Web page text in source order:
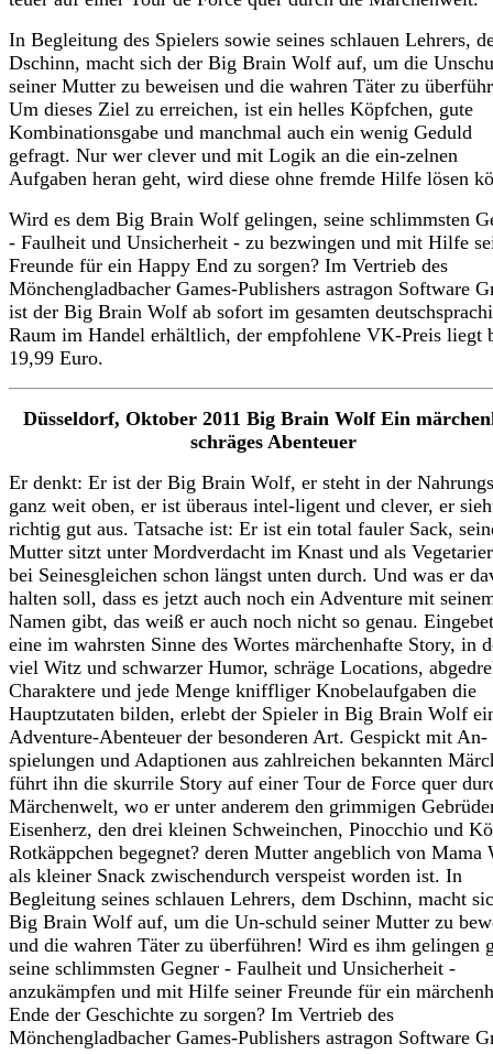
In Begleitung des Spielers sowie seines schlauen Lehrers,
Dschinn, macht sich der Big Brain Wolf auf, um die
seiner Mutter zu beweisen und die wahren Täter zu
Um dieses Ziel zu erreichen, ist ein helles Köpfchen, gute
Kombinationsgabe und manchmal auch ein wenig Geduld
gefragt. Nur wer clever und mit Logik an die ein-zelnen
Aufgaben heran geht, wird diese ohne fremde Hilfe lösen
Wird es dem Big Brain Wolf gelingen, seine schlimmsten
- Faulheit und Unsicherheit - zu bezwingen und mit Hilfe
Freunde für ein Happy End zu sorgen? Im Vertrieb des
Mönchengladbacher Games-Publishers astragon Software
ist der Big Brain Wolf ab sofort im gesamten
Raum im Handel erhältlich, der empfohlene VK-Preis liegt
19,99 Euro.
Düsseldorf, Oktober 2011 Big Brain Wolf Ein
schräges Abenteuer
Er denkt: Er ist der Big Brain Wolf, er steht in der
ganz weit oben, er ist überaus intel-ligent und clever, er
richtig gut aus. Tatsache ist: Er ist ein total fauler Sack,
Mutter sitzt unter Mordverdacht im Knast und als
bei Seinesgleichen schon längst unten durch. Und was er
halten soll, dass es jetzt auch noch ein Adventure mit
Namen gibt, das weiß er auch noch nicht so genau.
eine im wahrsten Sinne des Wortes märchenhafte Story, in
viel Witz und schwarzer Humor, schräge Locations,
Charaktere und jede Menge kniffliger Knobelaufgaben die
Hauptzutaten bilden, erlebt der Spieler in Big Brain Wolf
Adventure-Abenteuer der besonderen Art. Gespickt mit An-
spielungen und Adaptionen aus zahlreichen bekannten
führt ihn die skurrile Story auf einer Tour de Force quer
Märchenwelt, wo er unter anderem den grimmigen
Eisenherz, den drei kleinen Schweinchen, Pinocchio und
Rotkäppchen begegnet? deren Mutter angeblich von Mama
als kleiner Snack zwischendurch verspeist worden ist. In
Begleitung seines schlauen Lehrers, dem Dschinn, macht
Big Brain Wolf auf, um die Un-schuld seiner Mutter zu
und die wahren Täter zu überführen! Wird es ihm gelingen
seine schlimmsten Gegner - Faulheit und Unsicherheit -
anzukämpfen und mit Hilfe seiner Freunde für ein
Ende der Geschichte zu sorgen? Im Vertrieb des
Mönchengladbacher Games-Publishers astragon Software